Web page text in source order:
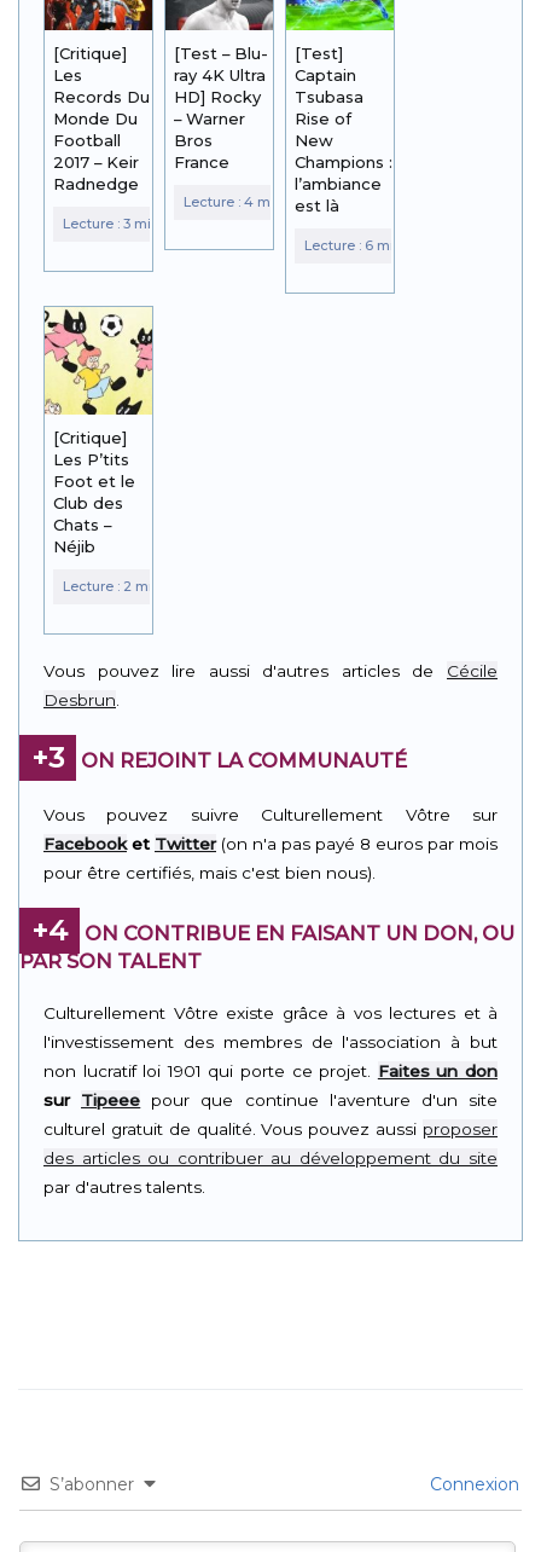
[Critique]
Les
Records Du
Monde Du
Football
2017 – Keir
Radnedge
[Test – Blu-
ray 4K Ultra
HD] Rocky
– Warner
Bros
France
[Test]
Captain
Tsubasa
Rise of
New
Champions :
l’ambiance
est là
[Critique]
Les P’tits
Foot et le
Club des
Chats –
Néjib
Vous pouvez lire aussi d'autres articles de Cécile
Desbrun.
+3 ON REJOINT LA COMMUNAUTÉ
Vous pouvez suivre Culturellement Vôtre sur
Facebooket Twitter(on n'a pas payé 8 euros par mois
pour être certifiés, mais c'est bien nous).
+4
ON CONTRIBUE EN FAISANT UN DON, OU
PAR SON TALENT
Culturellement Vôtre existe grâce à vos lectures et à
l'investissement des membres de l'association à but
non lucratif loi 1901 qui porte ce projet. Faites un don
sur Tipeee pour que continue l'aventure d'un site
culturel gratuit de qualité. Vous pouvez aussi proposer
des articles ou contribuer au développement du site
par d'autres talents.
S’abonner Connexion